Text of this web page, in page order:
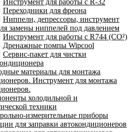
Инструмент для работы с R-32
Переходники для фреона
Ниппели, депрессоры, инструмент
замены ниппелей под давлением
Инструмент для работы с R744 (CO²)
Дренажные помпы Wipcool
Сервис-пакет для чистки
материалы для монтажа
Инструмент для монтажа
холодильной и
техники
измерительные приборы
для заправки автокондиционеров